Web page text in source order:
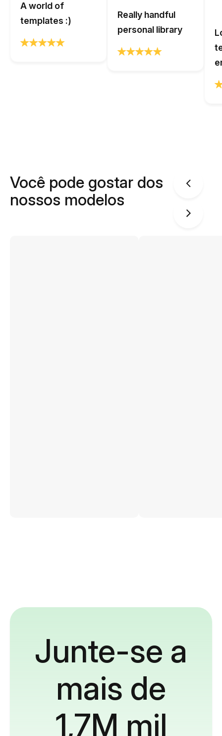
A world of
templates :)
Really handful
personal library
Você pode gostar dos
nossos modelos
Junte-se a
mais de
1,7M mil